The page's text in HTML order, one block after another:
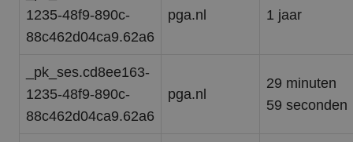
1235-48f9-890c-
88c462d04ca9.62a6
pga.nl 1 jaar
_pk_ses.cd8ee163-
1235-48f9-890c-
88c462d04ca9.62a6
pga.nl
29 minuten
59 seconden